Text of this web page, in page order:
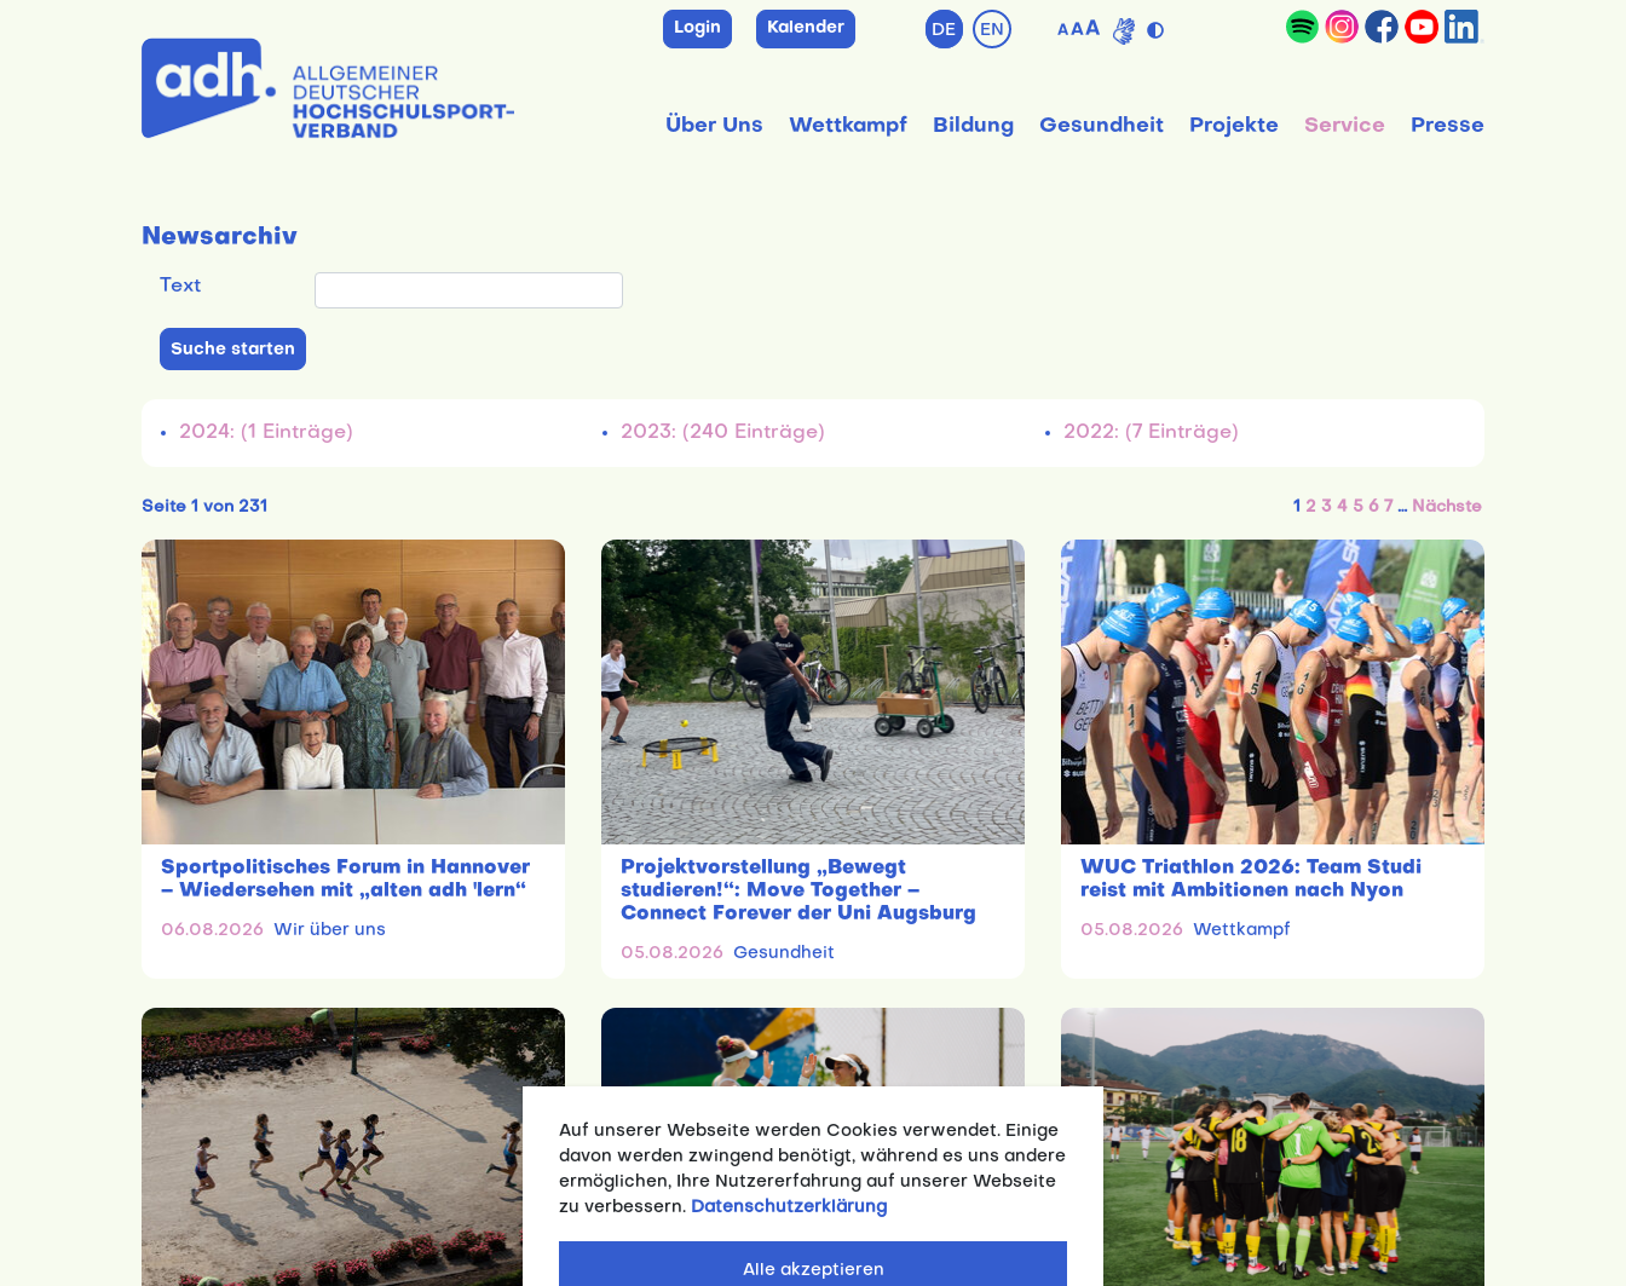
Login Kalender DE EN A AA
Über Uns Wettkampf Bildung Gesundheit Projekte Service Presse
Newsarchiv
Text
2024: (1 Einträge) 2023: (240 Einträge) 2022: (7 Einträge)
Seite 1 von 231 1 2 3 4 5 6 7 … Nächste
Sportpolitisches Forum in Hannover
– Wiedersehen mit „alten adh 'lern“
06.08.2026 Wir über uns
Projektvorstellung „Bewegt
studieren!“: Move Together –
Connect Forever der Uni Augsburg
05.08.2026 Gesundheit
WUC Triathlon 2026: Team Studi
reist mit Ambitionen nach Nyon
05.08.2026 Wettkampf
Auf unserer Webseite werden Cookies verwendet. Einige
davon werden zwingend benötigt, während es uns andere
ermöglichen, Ihre Nutzererfahrung auf unserer Webseite
zu verbessern. Datenschutzerklärung
Alle akzeptieren